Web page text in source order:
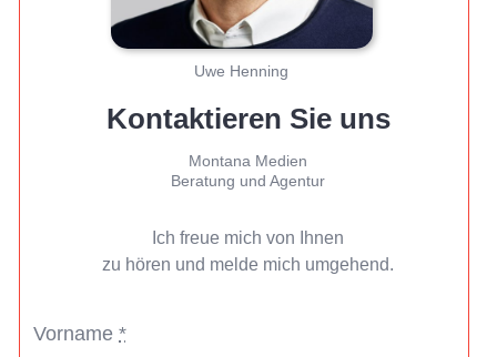
Uwe Henning
Kontaktieren Sie uns
Montana Medien
Beratung und Agentur
Ich freue mich von Ihnen
zu hören und melde mich umgehend.
Vorname*